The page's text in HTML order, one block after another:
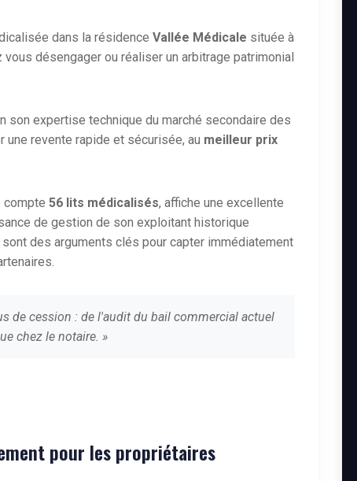
dans la résidence Vallée Médicale située à
désengager ou réaliser un arbitrage patrimonial
son expertise technique du marché secondaire des
revente rapide et sécurisée, au meilleur prix
compte 56 lits médicalisés, affiche une excellente
de gestion de son exploitant historique
des arguments clés pour capter immédiatement
de cession : de l'audit du bail commercial actuel
chez le notaire. »
pour les propriétaires